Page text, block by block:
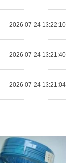
2026-07-24 13:22:10
2026-07-24 13:21:40
2026-07-24 13:21:04